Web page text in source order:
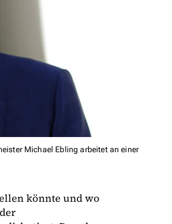
Michael Ebling arbeitet an einer
könnte und wo